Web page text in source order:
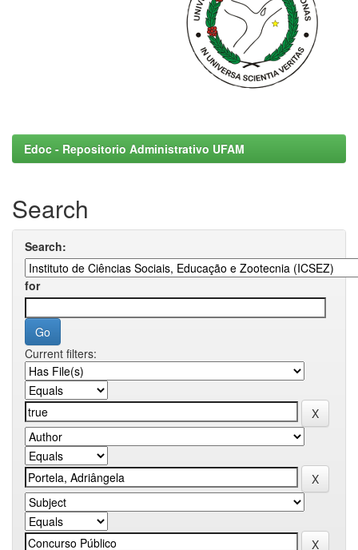
Edoc - Repositorio Administrativo UFAM
Search
Search:
for
Current filters: